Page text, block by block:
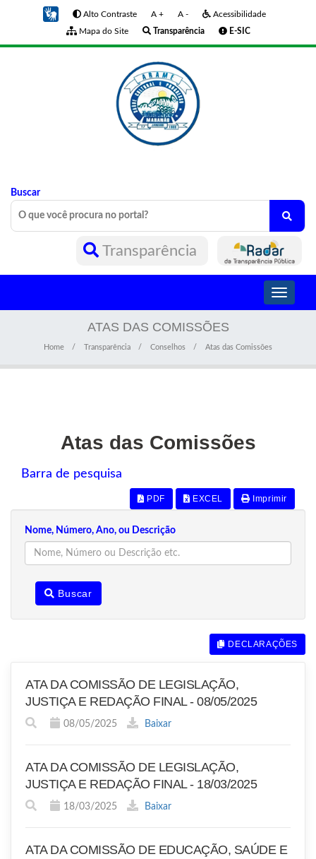
Alto Contraste A + A -
Acessibilidade
Mapa do Site
Transparência E-SIC
Buscar
Transparência
Toggle
ATAS DAS COMISSÕES
Home Transparência Conselhos Atas das Comissões
Atas das Comissões
Barra de pesquisa
PDF EXCEL Imprimir
Nome, Número, Ano, ou Descrição
Buscar
DECLARAÇÕES
ATA DA COMISSÃO DE LEGISLAÇÃO,
JUSTIÇA E REDAÇÃO FINAL - 08/05/2025
08/05/2025 Baixar
ATA DA COMISSÃO DE LEGISLAÇÃO,
JUSTIÇA E REDAÇÃO FINAL - 18/03/2025
18/03/2025 Baixar
ATA DA COMISSÃO DE EDUCAÇÃO, SAÚDE E